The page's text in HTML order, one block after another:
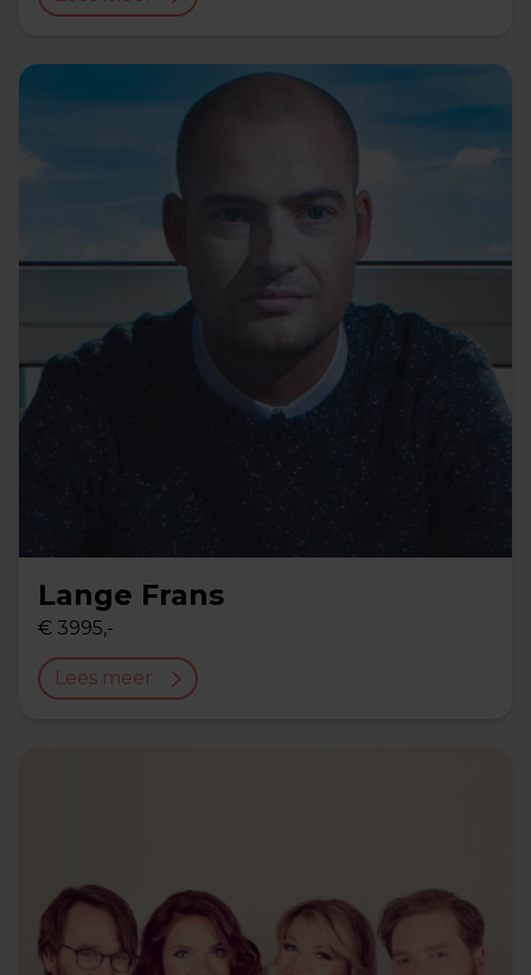
Lange Frans
€ 3995,-
Lees meer